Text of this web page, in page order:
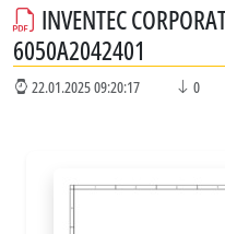
INVENTEC
6050A2042401
22.01.2025 09:20:17 0